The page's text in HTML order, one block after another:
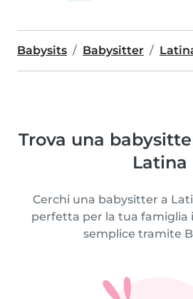
Babysits Babysitter
Trova una
Latina
Cerchi una babysitter a
perfetta per la tua famiglia
semplice tramite